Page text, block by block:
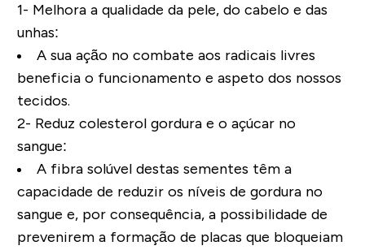
1- Melhora a qualidade da pele, do cabelo e das
unhas:
A sua ação no combate aos radicais livres
beneficia o funcionamento e aspeto dos nossos
tecidos.
2- Reduz colesterol gordura e o açúcar no
sangue:
A fibra solúvel destas sementes têm a
capacidade de reduzir os níveis de gordura no
sangue e, por consequência, a possibilidade de
prevenirem a formação de placas que bloqueiam